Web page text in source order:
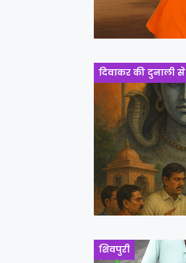
दिवाकर की दुनाली से
शिवपुरी